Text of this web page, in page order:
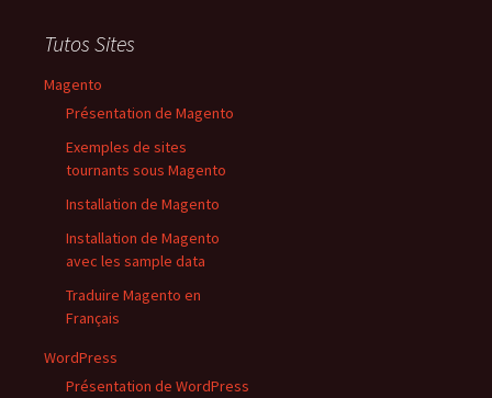
Tutos Sites
Magento
Présentation de Magento
Exemples de sites
tournants sous Magento
Installation de Magento
Installation de Magento
avec les sample data
Traduire Magento en
Français
WordPress
Présentation de WordPress